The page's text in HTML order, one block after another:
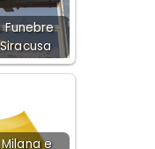
Funebre
e